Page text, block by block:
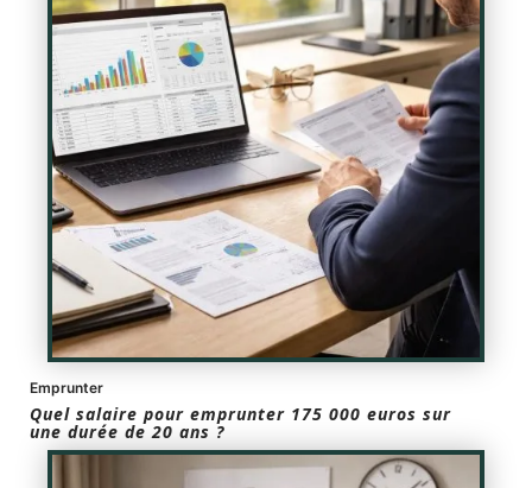
Emprunter
Quel salaire pour emprunter 175 000 euros sur
une durée de 20 ans ?